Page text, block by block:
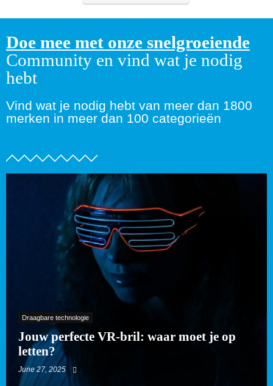
Doe mee met onze snelgroeiende
Community en vind wat je nodig
hebt
Vind wat je nodig hebt van meer dan 1800
merken in meer dan 100 categorieën
Draagbare technologie
Jouw perfecte VR-bril: waar moet je op
letten?
June 27, 2025